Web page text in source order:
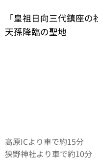
「皇祖日向三代鎮座
天孫降臨の聖地
高原ICより車で約15分
狭野神社より車で約10分